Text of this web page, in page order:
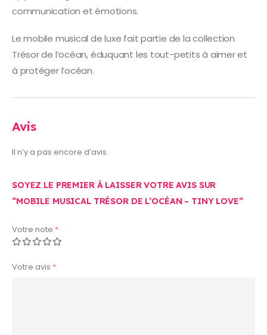
communication et émotions.
Le mobile musical de luxe fait partie de la collection
Trésor de l’océan, éduquant les tout-petits à aimer et
à protéger l’océan.
Avis
Il n’y a pas encore d’avis.
SOYEZ LE PREMIER À LAISSER VOTRE AVIS SUR
“MOBILE MUSICAL TRÉSOR DE L’OCÉAN – TINY LOVE”
Votre note *
Votre avis *